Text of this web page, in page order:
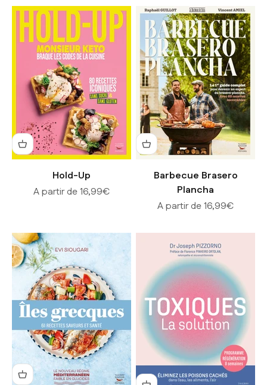
Hold-Up
Prix de vente
A partir de 16,99€
Barbecue Brasero
Plancha
Prix de vente
A partir de 16,99€